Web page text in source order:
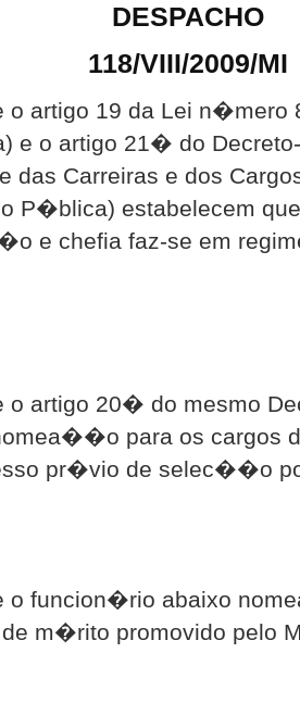
DESPACHO
118/VIII/2009/MI
o artigo 19 da Lei n�mero
o artigo 21� do
das Carreiras e dos
P�blica) estabelecem
e chefia faz-se em
o artigo 20� do mesmo
para os cargos
pr�vio de selec��o
o funcion�rio abaixo
m�rito promovido pelo